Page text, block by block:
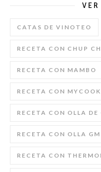
VER
CATAS DE VINOTEO
RECETA CON CHUP
RECETA CON MAMBO
RECETA CON
RECETA CON OLLA
RECETA CON OLLA GM
RECETA CON